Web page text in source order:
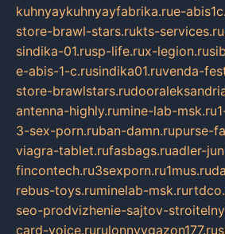
kuhnyaykuhnyayfabrika.rue-
store-brawl-stars.rukts-services.ru
sindika-01.rusp-life.rux-legion.ru
e-abis-1-c.rusindika01.ruvenda-
store-brawlstars.ru
antenna-highly.rumine-lab-msk.ru
3-sex-porn.ruban-damn.rupurse-
viagra-tablet.rufasbags.ruadler-
fincontech.ru3sexporn.ru1mus.ru
rebus-toys.ruminelab-msk.ru
seo-prodvizhenie-sajtov-
card-voice.rurulonnyygazon177.ru